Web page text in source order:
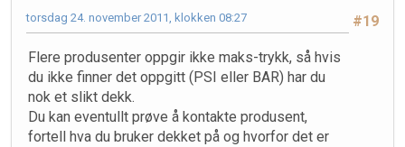
#19
torsdag 24. november 2011, klokken 08:27
Flere produsenter oppgir ikke maks-trykk, så hvis
du ikke finner det oppgitt (PSI eller BAR) har du
nok et slikt dekk.
Du kan eventullt prøve å kontakte produsent,
fortell hva du bruker dekket på og hvorfor det er